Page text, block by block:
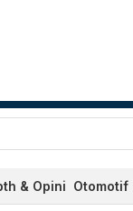
& Opini Otomotif